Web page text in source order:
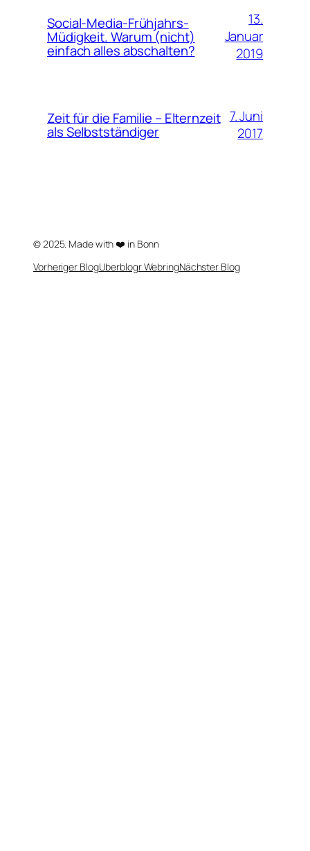
Social-Media-Frühjahrs-
Müdigkeit. Warum (nicht)
einfach alles abschalten?
13.
Januar
2019
Zeit für die Familie – Elternzeit
als Selbstständiger
7. Juni
2017
© 2025. Made with ❤️ in Bonn
Vorheriger BlogUberblogr WebringNächster Blog